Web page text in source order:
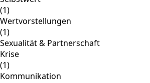
(1)
Wertvorstellungen
(1)
Sexualität & Partnerschaft
Krise
(1)
Kommunikation